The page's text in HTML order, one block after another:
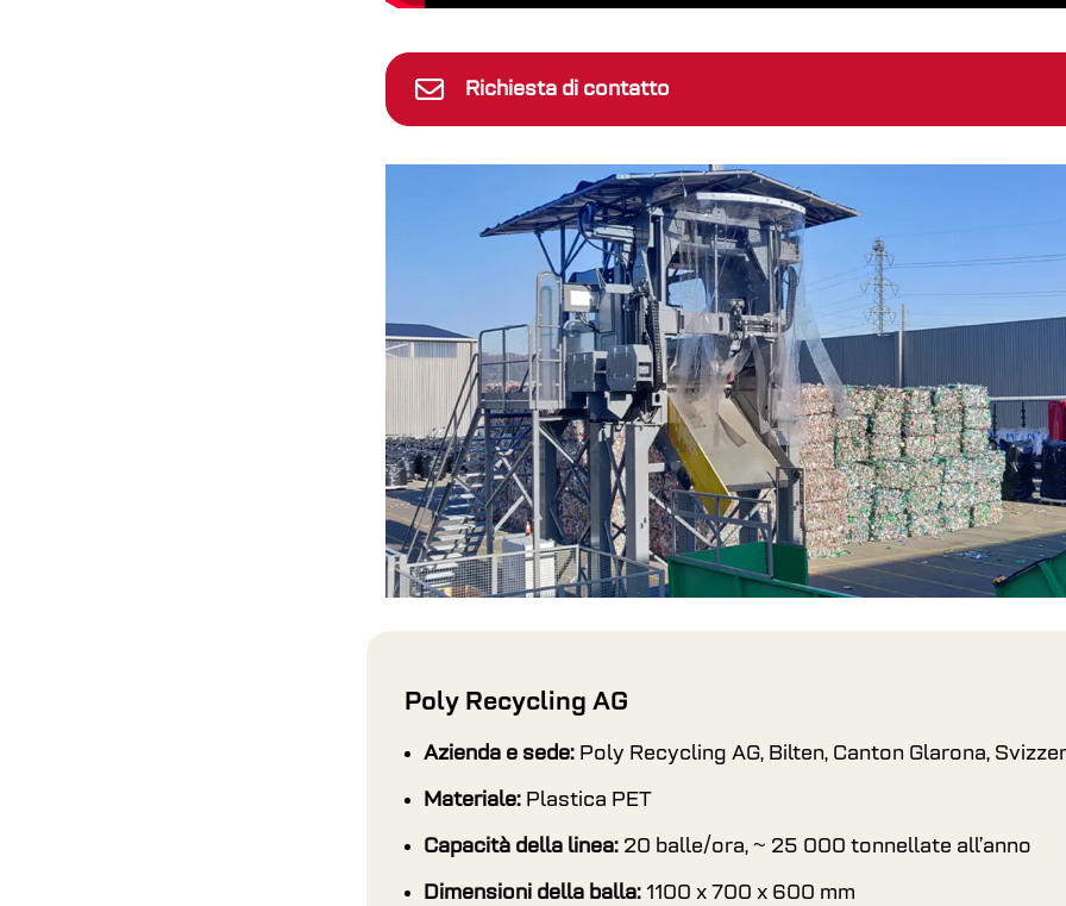
Richiesta di contatto
Poly Recycling AG
Azienda e sede: Poly Recycling AG, Bilten, Canton Glarona,
Materiale: Plastica PET
Capacità della linea: 20 balle/ora, ~ 25 000 tonnellate all’anno
Dimensioni della balla: 1100 x 700 x 600 mm